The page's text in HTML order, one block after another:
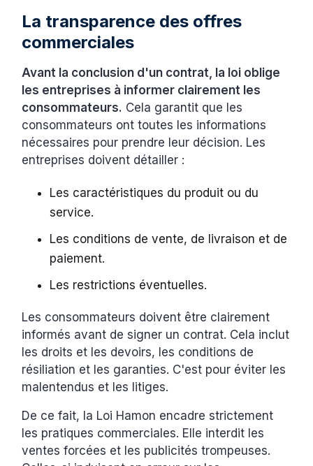
La transparence des offres
commerciales
Avant la conclusion d'un contrat, la loi oblige
les entreprises à informer clairement les
consommateurs. Cela garantit que les
consommateurs ont toutes les informations
nécessaires pour prendre leur décision. Les
entreprises doivent détailler :
Les caractéristiques du produit ou du
service.
Les conditions de vente, de livraison et de
paiement.
Les restrictions éventuelles.
Les consommateurs doivent être clairement
informés avant de signer un contrat. Cela inclut
les droits et les devoirs, les conditions de
résiliation et les garanties. C'est pour éviter les
malentendus et les litiges.
De ce fait, la Loi Hamon encadre strictement
les pratiques commerciales. Elle interdit les
ventes forcées et les publicités trompeuses.